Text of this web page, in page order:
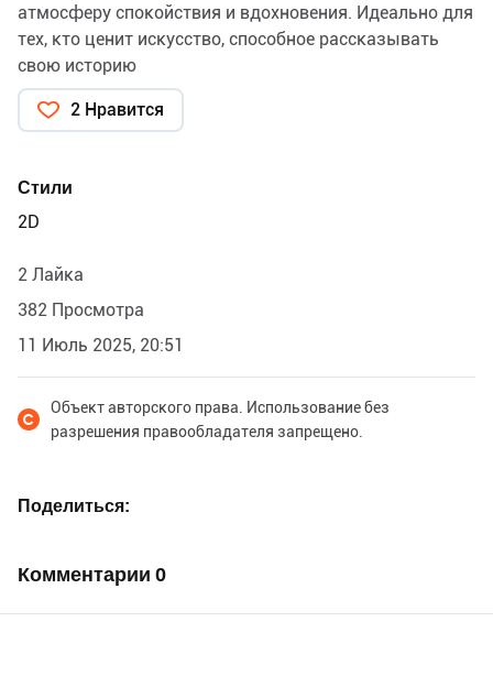
атмосферу спокойствия и вдохновения. Идеально для
тех, кто ценит искусство, способное рассказывать
свою историю
2 Нравится
Стили
2D
2 Лайка
382 Просмотра
11 Июль 2025, 20:51
Объект авторского права. Использование без
разрешения правообладателя запрещено.
Поделиться
Комментарии 0